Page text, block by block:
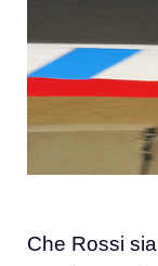
Che Rossi